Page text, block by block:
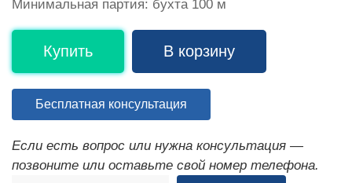
Минимальная партия: бухта 100 м
Купить В корзину
Бесплатная консультация
Если есть вопрос или нужна консультация —
позвоните или оставьте свой номер телефона.